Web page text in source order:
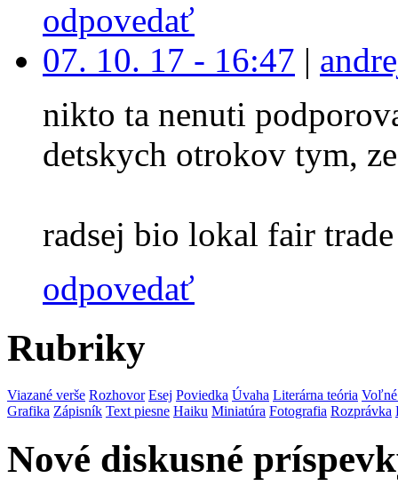
odpovedať
07. 10. 17 - 16:47 |
nikto ta nenuti
detskych otrokov tym,
radsej bio lokal fair
odpovedať
Rubriky
Viazané verše Rozhovor Esej Poviedka Úvaha Literárna teória Voľné
Grafika Zápisník Text piesne Haiku Miniatúra Fotografia Rozprávka
Nové diskusné